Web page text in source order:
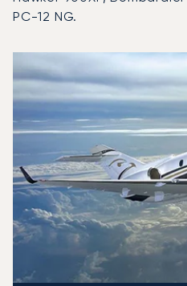
PC-12 NG.
Modèle
Vitesse (km/h)
Vitesse
Autonomie (NM)